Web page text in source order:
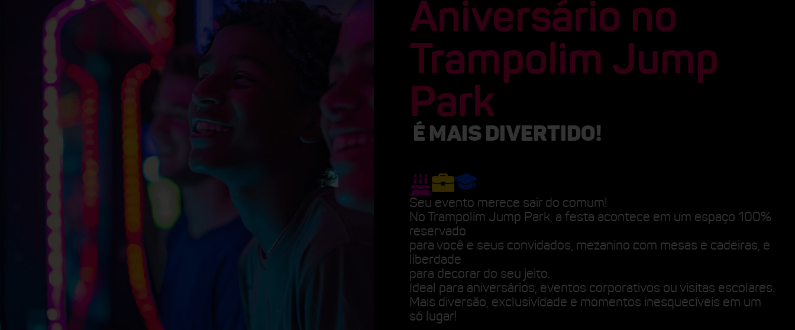
Aniversário no
Trampolim Jump
Park
É MAIS DIVERTIDO!
Seu evento merece sair do comum!
No Trampolim Jump Park, a festa acontece em um espaço 100%
reservado
para você e seus convidados, mezanino com mesas e cadeiras, e
liberdade
para decorar do seu jeito.
Ideal para aniversários, eventos corporativos ou visitas escolares.
Mais diversão, exclusividade e momentos inesquecíveis em um
só lugar!